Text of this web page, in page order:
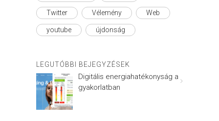
Twitter Vélemény Web
youtube újdonság
LEGUTÓBBI BEJEGYZÉSEK
Digitális energiahatékonyság a
gyakorlatban